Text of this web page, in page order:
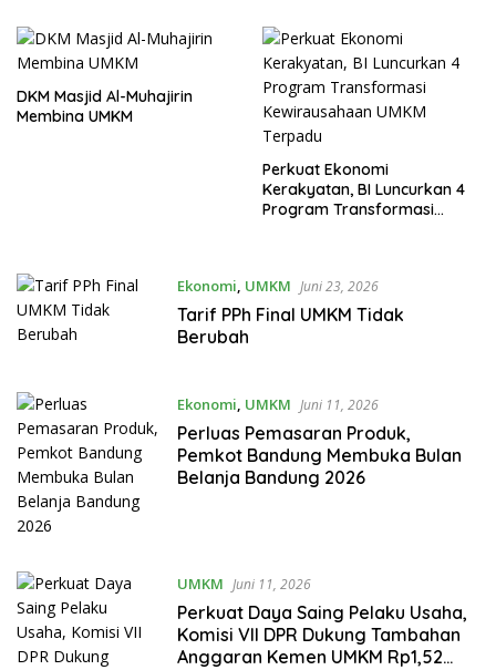
DKM Masjid Al-Muhajirin
Membina UMKM
Perkuat Ekonomi
Kerakyatan, BI Luncurkan 4
Program Transformasi
Ekonomi, UMKM Juni 23, 2026
Tarif PPh Final UMKM Tidak
Berubah
Ekonomi, UMKM Juni 11, 2026
Perluas Pemasaran Produk,
Pemkot Bandung Membuka Bulan
Belanja Bandung 2026
UMKM Juni 11, 2026
Perkuat Daya Saing Pelaku Usaha,
Komisi VII DPR Dukung Tambahan
Anggaran Kemen UMKM Rp1,52